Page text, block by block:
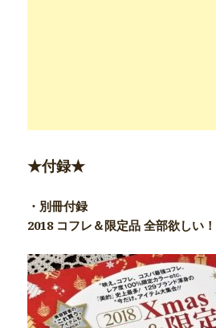
★付録★
・別冊付録
2018 コフレ＆限定品 全部欲しい